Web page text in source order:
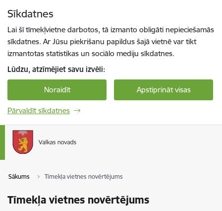
Sīkdatnes
Lai šī tīmekļvietne darbotos, tā izmanto obligāti nepieciešamās
sīkdatnes. Ar Jūsu piekrišanu papildus šajā vietnē var tikt
izmantotas statistikas un sociālo mediju sīkdatnes.
Lūdzu, atzīmējiet savu izvēli:
Noraidīt Apstiprināt visas
Pārvaldīt sīkdatnes
Sākums Tīmekļa vietnes novērtējums
Tīmekļa vietnes novērtējums